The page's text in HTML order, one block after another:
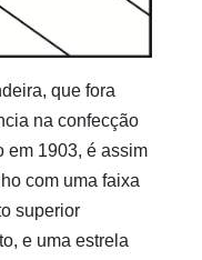
que fora
na confecção
em 1903, é assim
com uma faixa
superior
e uma estrela